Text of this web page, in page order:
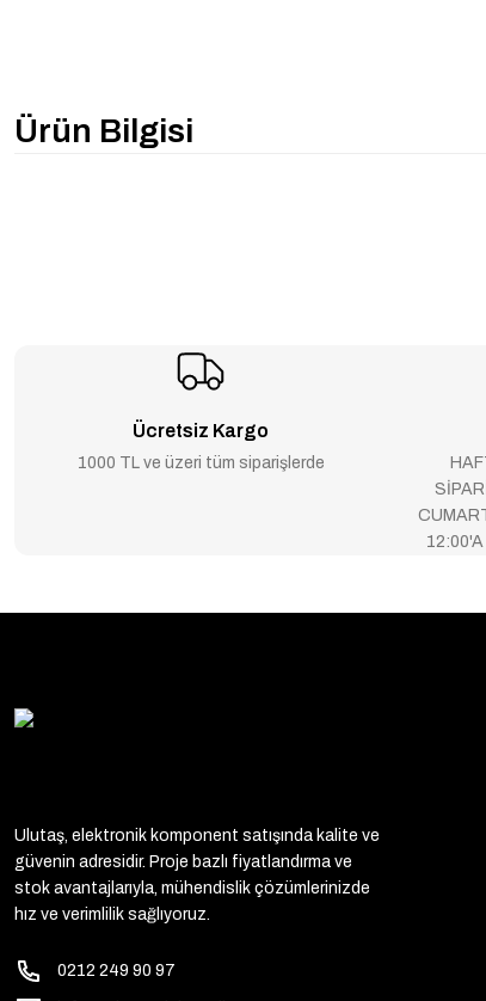
Ürün Bilgisi
Ücretsiz Kargo
1000 TL ve üzeri tüm siparişlerde
12:00'A
Ulutaş, elektronik komponent satışında kalite ve
güvenin adresidir. Proje bazlı fiyatlandırma ve
stok avantajlarıyla, mühendislik çözümlerinizde
hız ve verimlilik sağlıyoruz.
0212 249 90 97